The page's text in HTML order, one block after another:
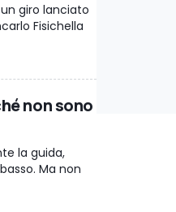
giro lanciato
Fisichella
non sono
la guida,
Ma non